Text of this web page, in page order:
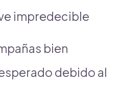
impredecible
bien
debido al